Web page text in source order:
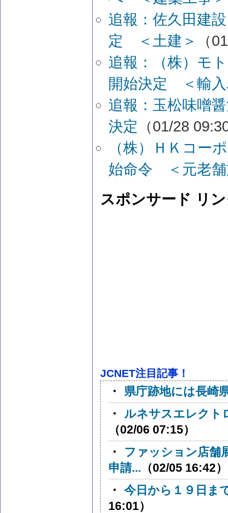
追報：佐久田建
定 ＜土建＞
（
追報：（株）モ
開始決定 ＜輸
追報：玉松味噌
決定 （01/28
（株）ＨＫコー
始命令 ＜元老舗
スポンサード リ
JCNET注目記事！
・
県庁跡地には長崎
・
ルネサスエレクト
（02/06 07:15）
・
ファッション店舗
申請... （02/05 16:42）
・ 今日から１９日ま
16:01）